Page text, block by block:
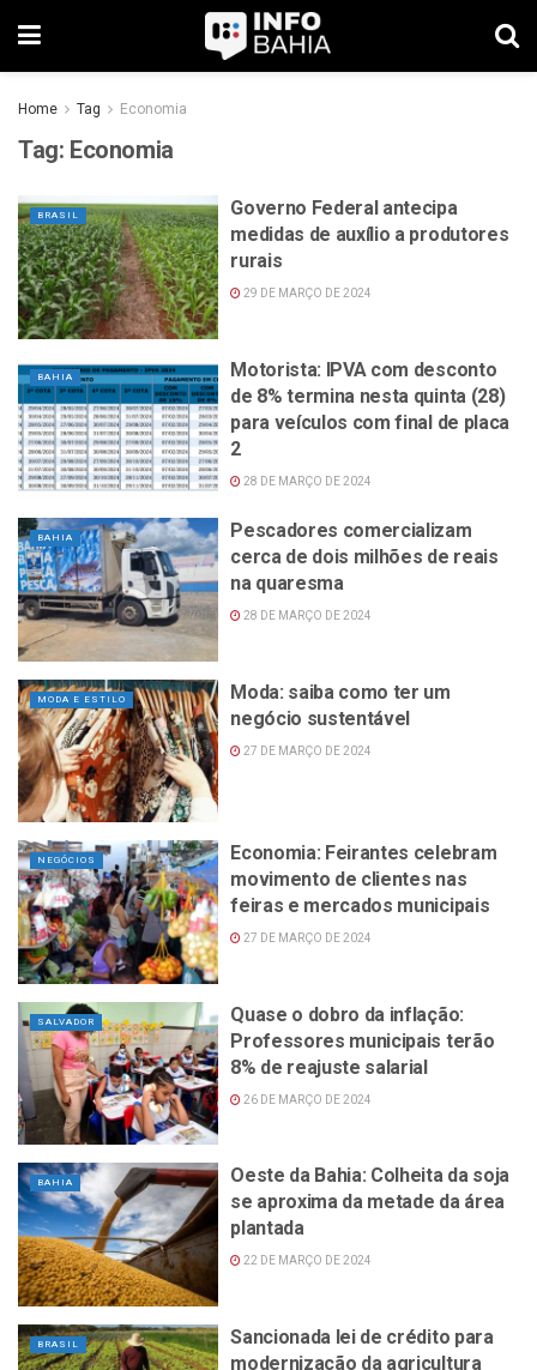
Home Tag Economia
Tag: Economia
BRASIL
Governo Federal antecipa
medidas de auxílio a produtores
rurais
29 DE MARÇO DE 2024
BAHIA
Motorista: IPVA com desconto
de 8% termina nesta quinta (28)
para veículos com final de placa
2
28 DE MARÇO DE 2024
BAHIA
Pescadores comercializam
cerca de dois milhões de reais
na quaresma
28 DE MARÇO DE 2024
MODA E ESTILO
Moda: saiba como ter um
negócio sustentável
27 DE MARÇO DE 2024
NEGÓCIOS
Economia: Feirantes celebram
movimento de clientes nas
feiras e mercados municipais
27 DE MARÇO DE 2024
SALVADOR
Quase o dobro da inflação:
Professores municipais terão
8% de reajuste salarial
26 DE MARÇO DE 2024
BAHIA
Oeste da Bahia: Colheita da soja
se aproxima da metade da área
plantada
22 DE MARÇO DE 2024
BRASIL
Sancionada lei de crédito para
modernização da agricultura